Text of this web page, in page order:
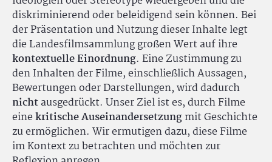
diskriminierend oder beleidigend sein können. Bei
der Präsentation und Nutzung dieser Inhalte legt
die Landesfilmsammlung großen Wert auf ihre
kontextuelle Einordnung. Eine Zustimmung zu
den Inhalten der Filme, einschließlich Aussagen,
Bewertungen oder Darstellungen, wird dadurch
nichtausgedrückt. Unser Ziel ist es, durch Filme
einekritische Auseinandersetzungmit Geschichte
zu ermöglichen. Wir ermutigen dazu, diese Filme
im Kontext zu betrachten und möchten zur